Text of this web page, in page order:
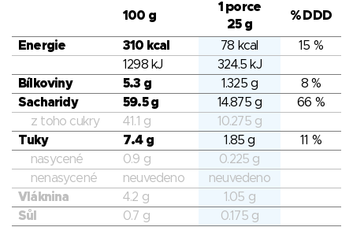
100 g
1 porce
25 g
% DDD
Energie 310 kcal 78 kcal
15 %
1298 kJ
324.5 kJ
Bílkoviny
5.3 g 1.325 g
8 %
Sacharidy
59.5 g 14.875 g
66 %
z toho cukry
41.1 g
10.275 g
Tuky
7.4 g 1.85 g
11 %
nasycené
0.9 g
0.225 g
nenasycené
neuvedeno
neuvedeno
Vláknina
4.2 g
1.05 g
Sůl
0.7 g 0.175 g